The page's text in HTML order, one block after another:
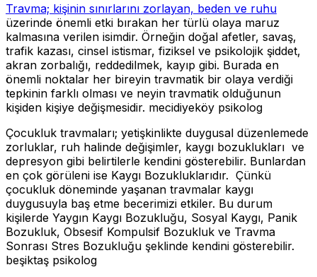
Travma; kişinin sınırlarını zorlayan, beden ve ruhu
üzerinde önemli etki bırakan her türlü olaya maruz
kalmasına verilen isimdir. Örneğin doğal afetler, savaş,
trafik kazası, cinsel istismar, fiziksel ve psikolojik şiddet,
akran zorbalığı, reddedilmek, kayıp gibi. Burada en
önemli noktalar her bireyin travmatik bir olaya verdiği
tepkinin farklı olması ve neyin travmatik olduğunun
kişiden kişiye değişmesidir. mecidiyeköy psikolog
Çocukluk travmaları; yetişkinlikte duygusal düzenlemede
zorluklar, ruh halinde değişimler, kaygı bozuklukları ve
depresyon gibi belirtilerle kendini gösterebilir. Bunlardan
en çok görüleni ise Kaygı Bozukluklarıdır. Çünkü
çocukluk döneminde yaşanan travmalar kaygı
duygusuyla baş etme becerimizi etkiler. Bu durum
kişilerde Yaygın Kaygı Bozukluğu, Sosyal Kaygı, Panik
Bozukluk, Obsesif Kompulsif Bozukluk ve Travma
Sonrası Stres Bozukluğu şeklinde kendini gösterebilir.
beşiktaş psikolog